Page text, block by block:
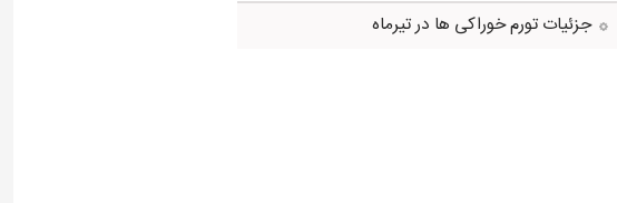
جزئیات تورم خوراکی ها در تیرماه